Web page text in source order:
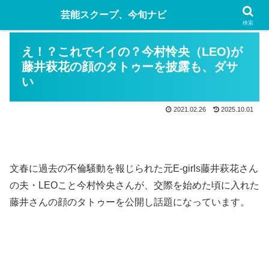
え！？これでイイの？今村怜央（LEO)が
藤井萩花の顔のタトゥーを披露も、ダサ
い
2021.02.26 2025.10.01
文春に過去の不倫騒動を報じられた元E-girls藤井萩花さん
の夫・LEOこと今村怜央さんが、交際を始めた頃に入れた
藤井さんの顔のタトゥーを公開し話題になっています。
芸能スクープ、今旬ナビ
検索